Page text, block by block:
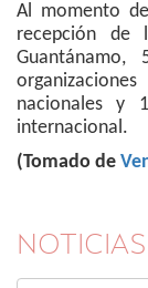
Al momento
recepción de
nacionales y
internacional.
(Tomado de